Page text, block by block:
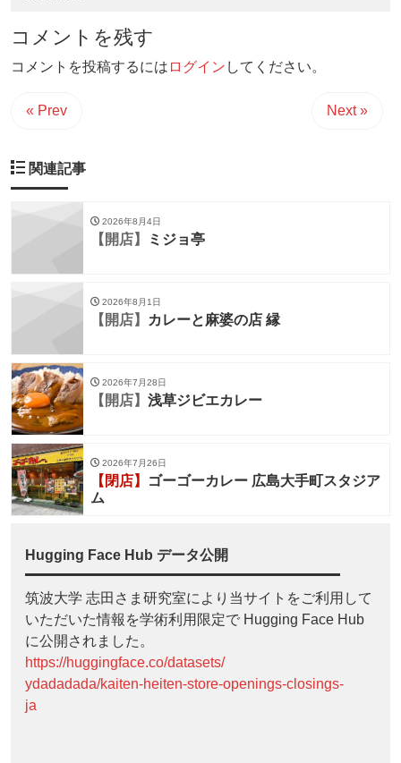
コメントを残す
コメントを投稿するには ログイン してください。
« Prev Next »
関連記事
2026年8月4日
【開店】 ミジョ亭
2026年8月1日
【開店】 カレーと麻婆の店 縁
2026年7月28日
【開店】 浅草ジビエカレー
2026年7月26日
【閉店】
ゴーゴーカレー 広島大手町スタジア
ム
Hugging Face Hub データ公開
筑波大学 志田さま研究室により当サイトをご利用して
いただいた情報を学術利用限定で Hugging Face Hub
に公開されました。
https://huggingface.co/datasets/
ydadadada/kaiten-heiten-store-openings-closings-
ja